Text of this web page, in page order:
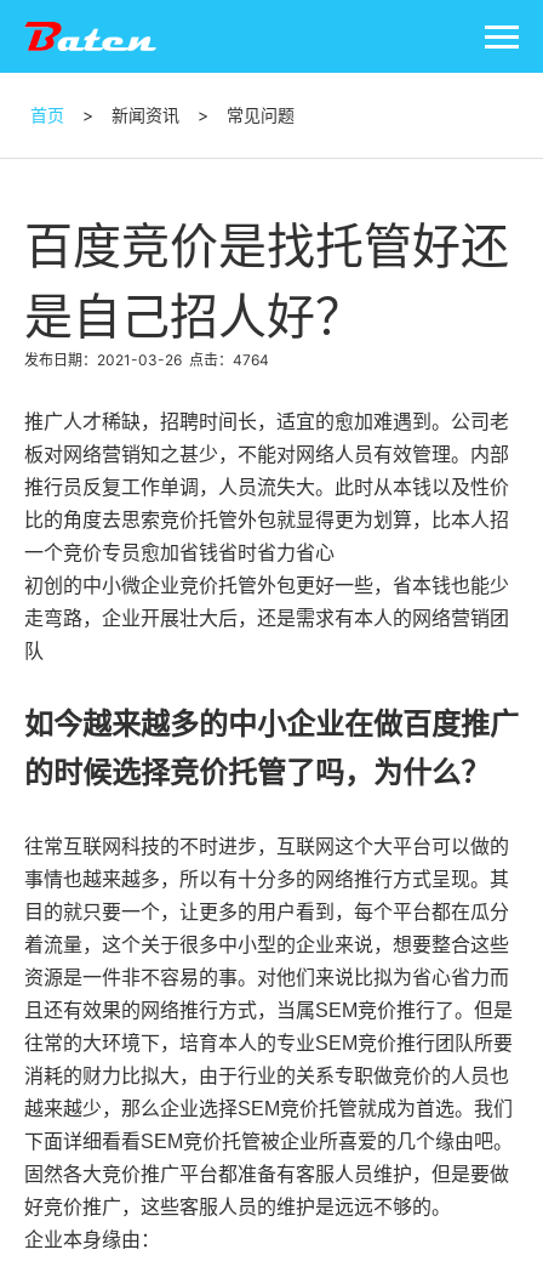
精彩案例关于我们分享经验联系我们
联
系
电
话
1
3
5
1
0
7
9
0
7
2
8
（
微
信
同
号）
公
司
地
址
：
深
圳
市
龙
华
区
东
环
一
路
油
松
科
技
大
厦
A
1
1
0
6
-
1
1
0
7
如
果
您
有
合
作
的
意
愿
，
立
即
联
系
我
们
。
让
我
们
探
讨
更
多
的
可
能
。
首页 > 新闻资讯 > 常见问题
百度竞价是找托管好还
是自己招人好？
发布日期：2021-03-26 点击：4764
推广人才稀缺，招聘时间长，适宜的愈加难遇到。公司老
板对网络营销知之甚少，不能对网络人员有效管理。内部
推行员反复工作单调，人员流失大。此时从本钱以及性价
比的角度去思索竞价托管外包就显得更为划算，比本人招
一个竞价专员愈加省钱省时省力省心
初创的中小微企业竞价托管外包更好一些，省本钱也能少
走弯路，企业开展壮大后，还是需求有本人的 网络营销 团
队
如今越来越多的中小企业在做百度推广
的时候选择竞价托管了吗，为什么？
往常互联网科技的不时进步，互联网这个大平台可以做的
事情也越来越多，所以有十分多的网络推行方式呈现。其
目的就只要一个，让更多的用户看到，每个平台都在瓜分
着流量，这个关于很多中小型的企业来说，想要整合这些
资源是一件非不容易的事。对他们来说比拟为省心省力而
且还有效果的网络推行方式，当属SEM竞价推行了。但是
往常的大环境下，培育本人的专业SEM竞价推行团队所要
消耗的财力比拟大，由于行业的关系专职做竞价的人员也
越来越少，那么企业选择SEM竞价托管就成为首选。我们
下面详细看看SEM竞价托管被企业所喜爱的几个缘由吧。
固然各大竞价推广平台都准备有客服人员维护，但是要做
好竞价推广，这些客服人员的维护是远远不够的。
企业本身缘由：